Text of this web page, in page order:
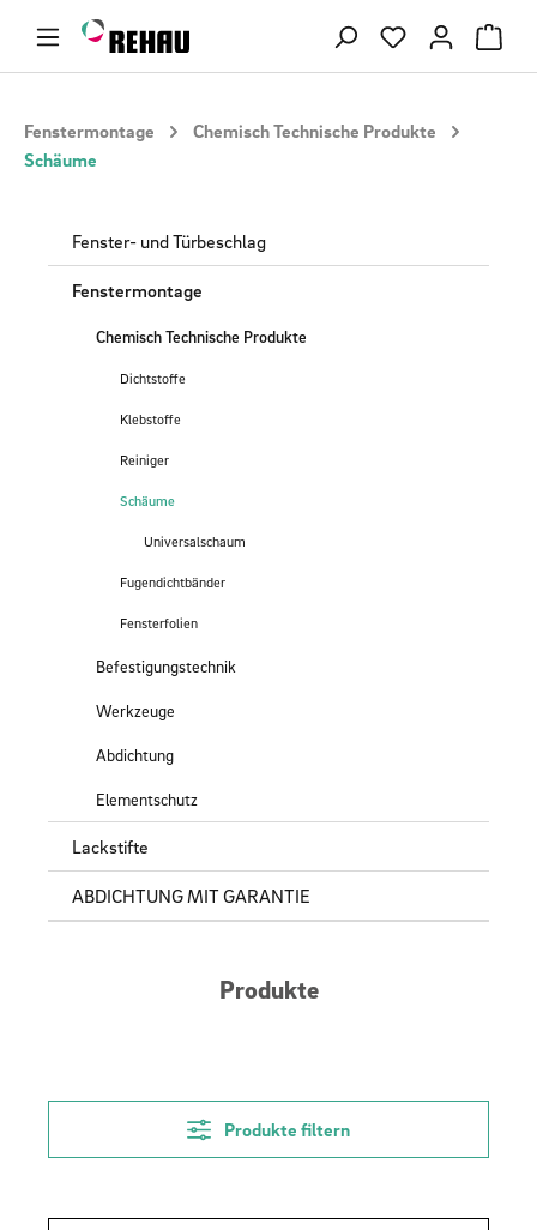
Zum Hauptinhalt springen Du hast 0
Fenstermontage
Chemisch Technische Produkte
Schäume
Fenster- und Türbeschlag
Fenstermontage
Chemisch Technische Produkte
Dichtstoffe
Klebstoffe
Reiniger
Schäume
Universalschaum
Fugendichtbänder
Fensterfolien
Befestigungstechnik
Werkzeuge
Abdichtung
Elementschutz
Lackstifte
ABDICHTUNG MIT GARANTIE
Produkte
Produkte filtern